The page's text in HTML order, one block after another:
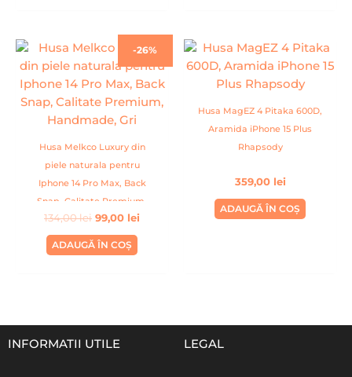
-26%
Husa Melkco Luxury din
piele naturala pentru
Iphone 14 Pro Max, Back
Snap, Calitate Premium,
Handmade, Gri
134,00lei
Prețul
a
fost:
134,00 lei.
99,00 lei
Prețul
este:
99,00 lei.
ADAUGĂ ÎN COȘ
Husa MagEZ 4 Pitaka 600D,
Aramida iPhone 15 Plus
Rhapsody
359,00 lei
ADAUGĂ ÎN COȘ
INFORMATII UTILE LEGAL